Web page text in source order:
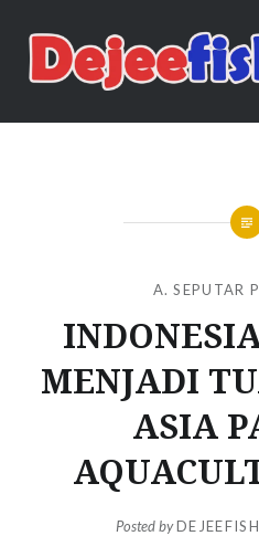
content
DEJEEFISH |
A. SEPUTAR
MENJADI
ASIA
Posted byDEJEEFISH